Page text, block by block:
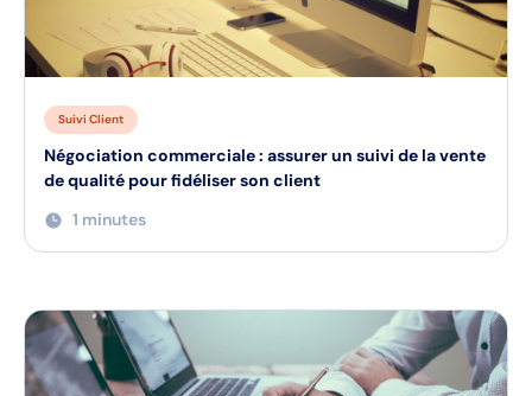
Suivi Client
Négociation commerciale : assurer un suivi de la vente
de qualité pour fidéliser son client
1 minutes